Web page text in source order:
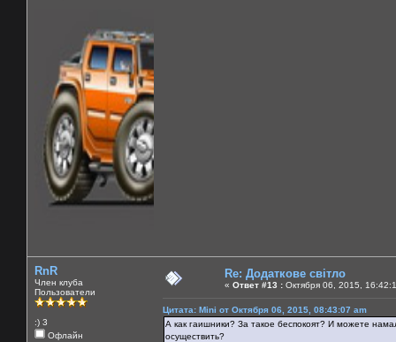
RnR
Член клуба
Пользователи
:) 3
Офлайн
Re: Додаткове світло
« Ответ #13 : Октября 06, 2015,
Цитата: Mini от Октября 06, 2015, 08:43:07 am
А как гаишники? За такое беспокоят? И можете
осуществить?